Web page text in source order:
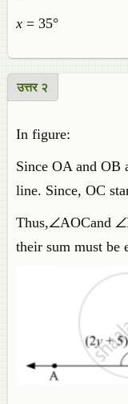
x = 35°
उत्तर २
In figure:
Since OA and OB
line. Since, OC
Thus,∠AOCand
their sum must be